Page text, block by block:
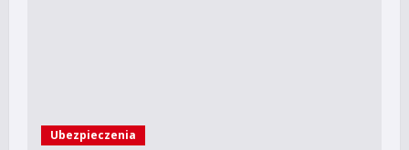
Ubezpieczenia